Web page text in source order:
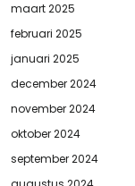
maart 2025
februari 2025
januari 2025
december 2024
november 2024
oktober 2024
september 2024